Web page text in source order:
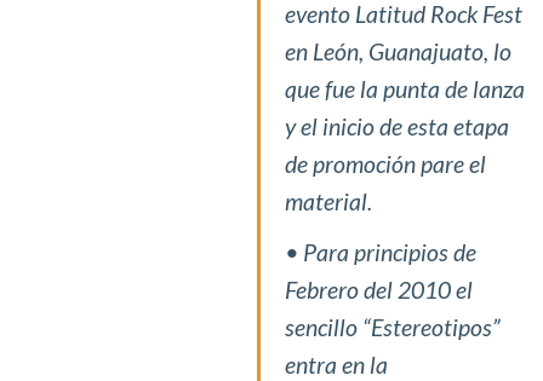
evento Latitud Rock Fest
en León, Guanajuato, lo
que fue la punta de lanza
y el inicio de esta etapa
de promoción pare el
material.
• Para principios de
Febrero del 2010 el
sencillo “Estereotipos”
entra en la